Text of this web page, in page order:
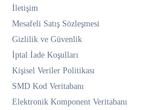
İletişim
Mesafeli Satış Sözleşmesi
Gizlilik ve Güvenlik
İptal İade Koşulları
Kişisel Veriler Politikası
SMD Kod Veritabanı
Elektronik Komponent Veritabanı